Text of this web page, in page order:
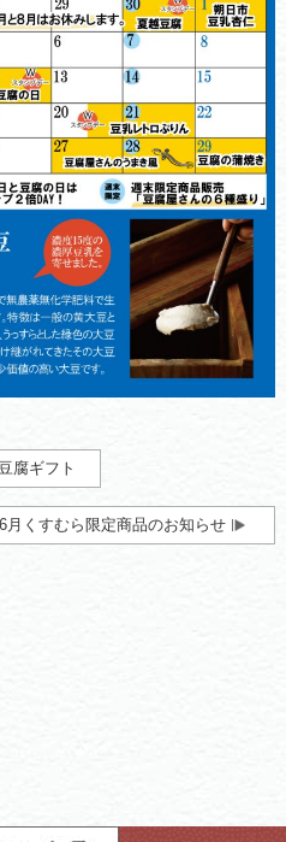
腐ギフト
6月くすむら限定商品のお知らせ